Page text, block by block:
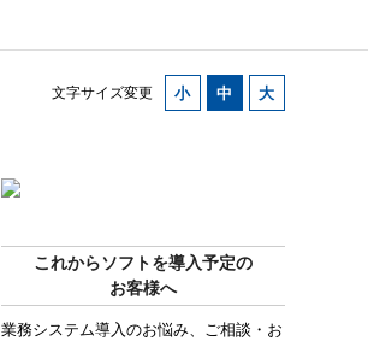
文字サイズ変更
これからソフトを導入予定の
お客様へ
業務システム導入のお悩み、ご相談・お